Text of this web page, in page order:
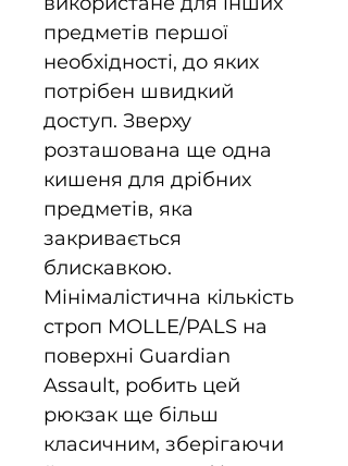
предметів першої
необхідності, до яких
потрібен швидкий
доступ. Зверху
розташована ще одна
кишеня для дрібних
предметів, яка
закривається
блискавкою.
Мінімалістична кількість
строп MOLLE/PALS на
поверхні Guardian
Assault, робить цей
рюкзак ще більш
класичним, зберігаючи